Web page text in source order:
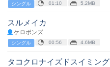
シングル 01:10 5.2MB
スルメイカ
ケロポンズ
シングル 00:56 4.6MB
タコクロナイズドスイミング